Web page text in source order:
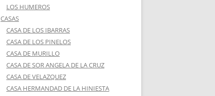
LOS HUMEROS
CASAS
CASA DE LOS IBARRAS
CASA DE LOS PINELOS
CASA DE MURILLO
CASA DE SOR ANGELA DE LA CRUZ
CASA DE VELAZQUEZ
CASA HERMANDAD DE LA HINIESTA